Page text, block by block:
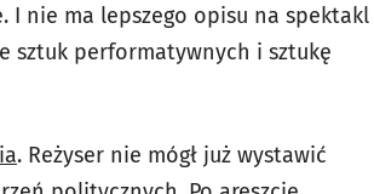
I nie ma lepszego opisu na spektakl
sztuk performatywnych i sztukę
. Reżyser nie mógł już wystawić